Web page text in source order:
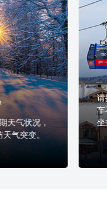
天气状况，
天气突变。
请
车
坐